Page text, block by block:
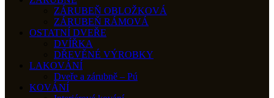
ZÁRUBEŇ OBLOŽKOVÁ
ZÁRUBEŇ RÁMOVÁ
OSTATNÍ DVEŘE
DVÍŘKA
DŘEVĚNÉ VÝROBKY
LAKOVÁNÍ
Dveře a zárubně – Pú
KOVÁNÍ